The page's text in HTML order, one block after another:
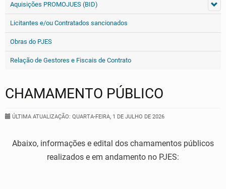
Aquisições PROMOJUES (BID)
Licitantes e/ou Contratados sancionados
Obras do PJES
Relação de Gestores e Fiscais de Contrato
CHAMAMENTO PÚBLICO
ÚLTIMA ATUALIZAÇÃO: QUARTA-FEIRA, 1 DE JULHO DE 2026
Abaixo, informações e edital dos chamamentos públicos
realizados e em andamento no PJES: